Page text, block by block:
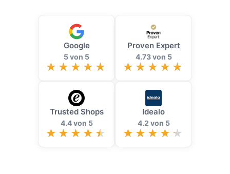
Google
5 von 5
Proven Expert
4.73 von 5
Trusted Shops
4.4 von 5
Idealo
4.2 von 5